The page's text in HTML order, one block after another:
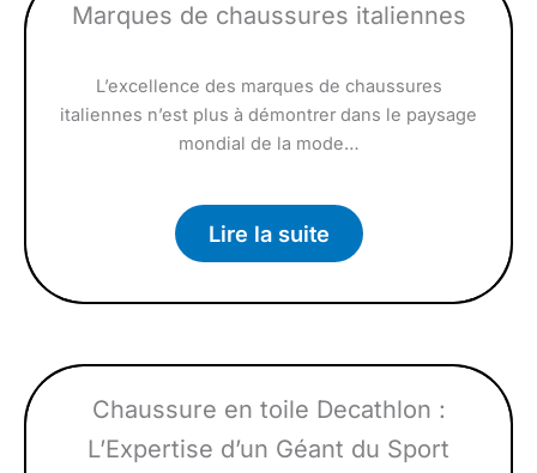
Marques de chaussures italiennes
L’excellence des marques de chaussures
italiennes n’est plus à démontrer dans le paysage
mondial de la mode…
Lire la suite
Chaussure en toile Decathlon :
L’Expertise d’un Géant du Sport